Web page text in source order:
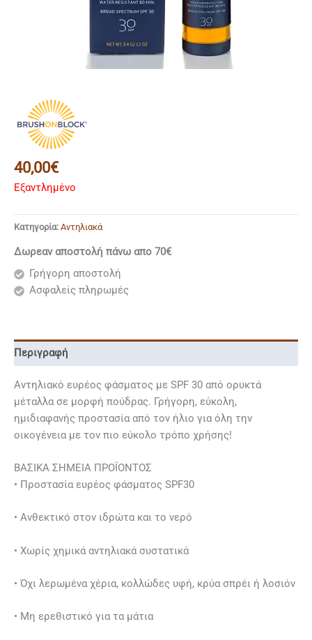
40,00€
Εξαντλημένο
Κατηγορία: Αντηλιακά
Δωρεαν αποστολή πάνω απο 70€
Γρήγορη αποστολή
Ασφαλείς πληρωμές
Περιγραφή
Αντηλιακό ευρέος φάσματος με SPF 30 από ορυκτά
μέταλλα σε μορφή πούδρας. Γρήγορη, εύκολη,
ημιδιαφανής προστασία από τον ήλιο για όλη την
οικογένεια με τον πιο εύκολο τρόπο χρήσης!
ΒΑΣΙΚΑ ΣΗΜΕΙΑ ΠΡΟΪΟΝΤΟΣ
• Προστασία ευρέος φάσματος SPF30
• Ανθεκτικό στον ιδρώτα και το νερό
• Χωρίς χημικά αντηλιακά συστατικά
• Όχι λερωμένα χέρια, κολλώδες υφή, κρύα σπρέι ή λοσιόν
• Μη ερεθιστικό για τα μάτια